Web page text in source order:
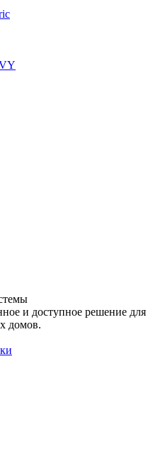
и доступное решение для
домов.